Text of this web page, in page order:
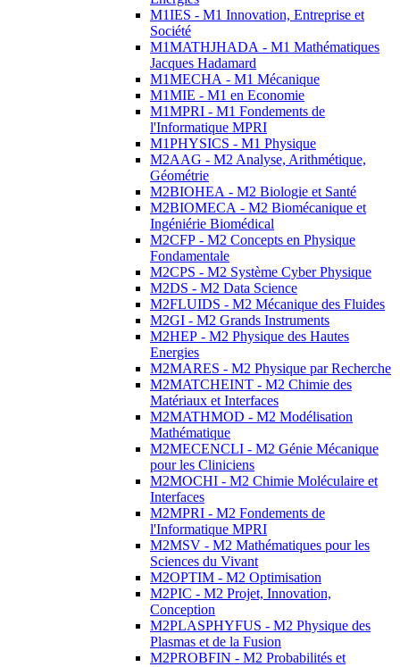
M1IES - M1 Innovation, Entreprise et
Société
M1MATHJHADA - M1 Mathématiques
Jacques Hadamard
M1MECHA - M1 Mécanique
M1MIE - M1 en Economie
M1MPRI - M1 Fondements de
l'Informatique MPRI
M1PHYSICS - M1 Physique
M2AAG - M2 Analyse, Arithmétique,
Géométrie
M2BIOHEA - M2 Biologie et Santé
M2BIOMECA - M2 Biomécanique et
Ingéniérie Biomédical
M2CFP - M2 Concepts en Physique
Fondamentale
M2CPS - M2 Système Cyber Physique
M2DS - M2 Data Science
M2FLUIDS - M2 Mécanique des Fluides
M2GI - M2 Grands Instruments
M2HEP - M2 Physique des Hautes
Energies
M2MARES - M2 Physique par Recherche
M2MATCHEINT - M2 Chimie des
Matériaux et Interfaces
M2MATHMOD - M2 Modélisation
Mathématique
M2MECENCLI - M2 Génie Mécanique
pour les Cliniciens
M2MOCHI - M2 Chimie Moléculaire et
Interfaces
M2MPRI - M2 Fondements de
l'Informatique MPRI
M2MSV - M2 Mathématiques pour les
Sciences du Vivant
M2OPTIM - M2 Optimisation
M2PIC - M2 Projet, Innovation,
Conception
M2PLASPHYFUS - M2 Physique des
Plasmas et de la Fusion
M2PROBFIN - M2 Probabilités et